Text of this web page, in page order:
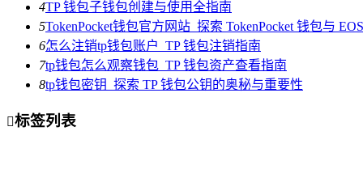
4TP 钱包子钱包创建与使用全指南
5TokenPocket钱包官方网站_探索 TokenPocket 钱包与
6怎么注销tp钱包账户_TP 钱包注销指南
7tp钱包怎么观察钱包_TP 钱包资产查看指南
8tp钱包密钥_探索 TP 钱包公钥的奥秘与重要性
标签列表